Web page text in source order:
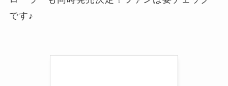
です♪